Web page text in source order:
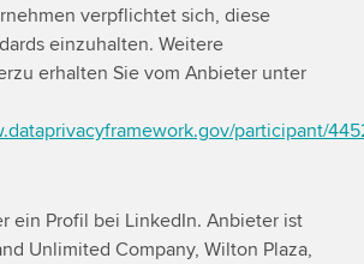
verpflichtet sich, diese
einzuhalten. Weitere
erhalten Sie vom Anbieter unter
participant/
ein Profil bei LinkedIn. Anbieter ist
Unlimited Company, Wilton Plaza,